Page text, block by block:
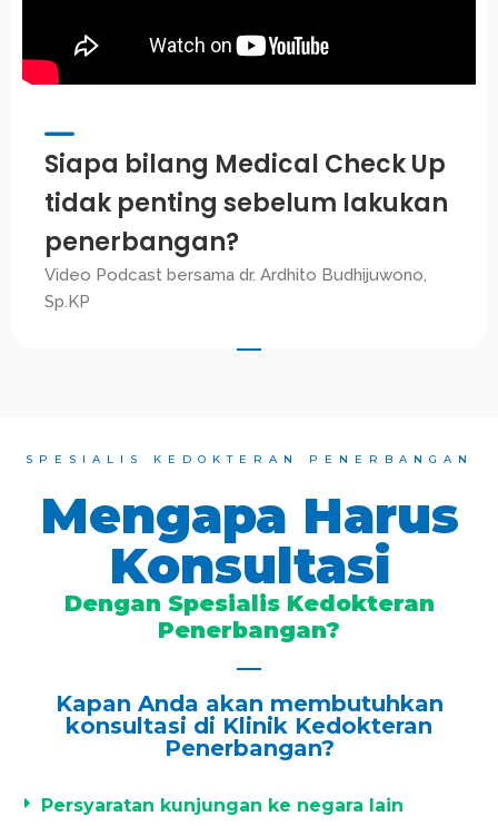
Siapa bilang Medical Check Up
tidak penting sebelum lakukan
penerbangan?
Video Podcast bersama dr. Ardhito Budhijuwono,
Sp.KP
SPESIALIS KEDOKTERAN PENERBANGAN
Mengapa Harus
Konsultasi
Dengan Spesialis Kedokteran
Penerbangan?
Kapan Anda akan membutuhkan
konsultasi di Klinik Kedokteran
Penerbangan?
Persyaratan kunjungan ke negara lain